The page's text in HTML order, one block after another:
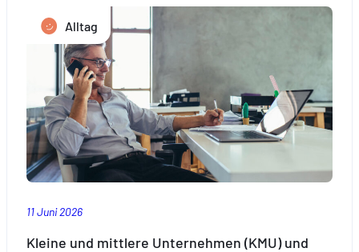
den
Kindern
diesen
Sommer
Alltag
11 Juni 2026
Kleine und mittlere Unternehmen (KMU) und